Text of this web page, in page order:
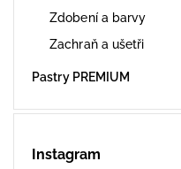
Zdobení a barvy
Zachraň a ušetři
Pastry PREMIUM
Instagram